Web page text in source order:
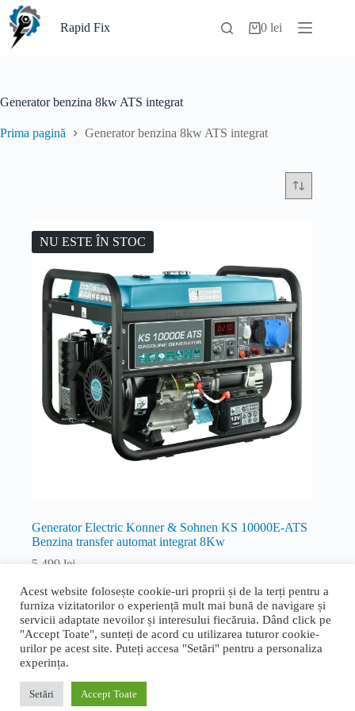
Sari
conținut
Rapid Fix
Coș0lei
Generator benzina 8kw ATS integrat
Prima pagină Generator benzina 8kw ATS integrat
NU ESTE ÎN STOC
Generator Electric Konner & Sohnen KS 10000E-ATS
Benzina transfer automat integrat 8Kw
5.499 lei
Benzina / Gaz
Citește mai mult
Termeni și condiții generale
cookie| Livrare, retur și garanție
Proudly designed byBogdan Bucur
Acest website folosește cookie-uri proprii și de la terți pentru a
furniza vizitatorilor o experiență mult mai bună de navigare și
servicii adaptate nevoilor și interesului fiecăruia. Dând click pe
"Accept Toate", sunteți de acord cu utilizarea tuturor cookie-
urilor pe acest site. Puteți accesa "Setări" pentru a personaliza
experința.
Setări Accept Toate